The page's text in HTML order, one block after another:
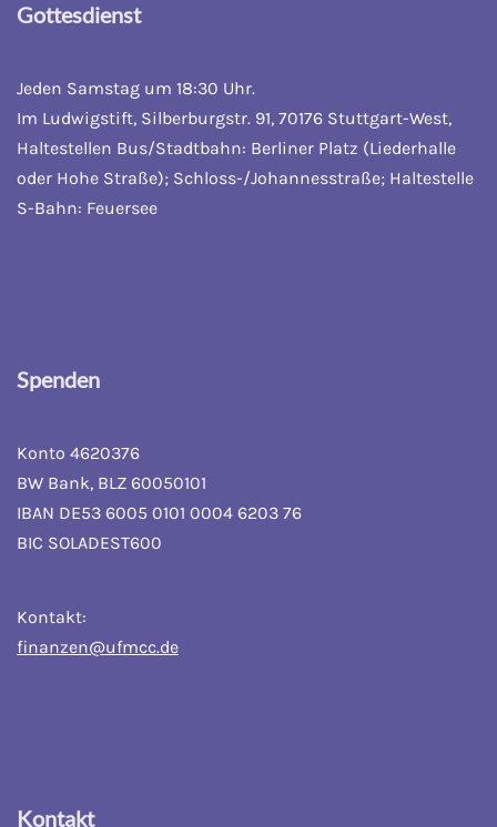
Gottesdienst
Jeden Samstag um 18:30 Uhr.
Im Ludwigstift, Silberburgstr. 91, 70176 Stuttgart-West,
Haltestellen Bus/Stadtbahn: Berliner Platz (Liederhalle
oder Hohe Straße); Schloss-/Johannesstraße; Haltestelle
S-Bahn: Feuersee
Spenden
Konto 4620376
BW Bank, BLZ 60050101
IBAN DE53 6005 0101 0004 6203 76
BIC SOLADEST600
Kontakt:
finanzen@ufmcc.de
Kontakt